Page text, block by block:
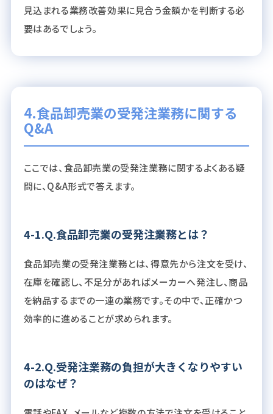
見込まれる業務改善効果に見合う金額かを判断する必
要はあるでしょう。
4.食品卸売業の受発注業務に関する
Q&A
ここでは、食品卸売業の受発注業務に関するよくある疑
問に、Q&A形式で答えます。
4-1.Q.食品卸売業の受発注業務とは？
食品卸売業の受発注業務とは、得意先から注文を受け、
在庫を確認し、不足分があればメーカーへ発注し、商品
を納品するまでの一連の業務です。その中で、正確かつ
効率的に進めることが求められます。
4-2.Q.受発注業務の負担が大きくなりやすい
のはなぜ？